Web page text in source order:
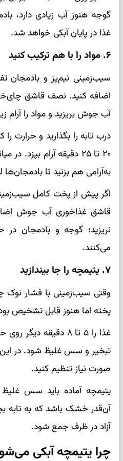
گوجه هنوز آب زیادی دارد،
غذا در پایان آبکی خواهد شد.
۶. مواد را با هم ترکیب کنید
سیب‌زمینی نیم‌پز و
اضافه کنید. نصف قاشق
آب جوش بریزید و مواد را آرام
درب تابه را بگذارید و حرارت
۲۰ تا ۲۵ دقیقه آرام
به‌آرامی هم بزنید تا بادمجان‌ها
قاشق غذاخوری آب جوش
نریزید؛ گوجه و بادمجان
می‌کنند.
۷. یتیمچه را جا بیندازید
وقتی سیب‌زمینی با فشار نوک
پخته اما هنوز قابل تشخیص
غذا را ۵ تا ۸ دقیقه
تبخیر و سس غلیظ شود. در
صورت نیاز تنظیم کنید.
یتیمچه آماده باید سس
آن‌قدر خشک باشد که به تابه
آزاد در ظرف جمع شود.
چرا یتیمچه آبکی